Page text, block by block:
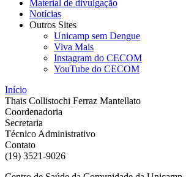
Material de divulgação
Notícias
Outros Sites
Unicamp sem Dengue
Viva Mais
Instagram do CECOM
YouTube do CECOM
Início
Thais Collistochi Ferraz Mantellato
Coordenadoria
Secretaria
Técnico Administrativo
Contato
(19) 3521-9026